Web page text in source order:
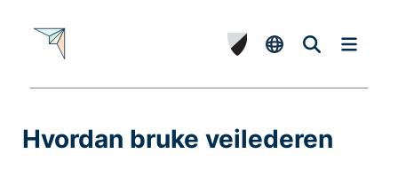
Hvordan bruke veilederen